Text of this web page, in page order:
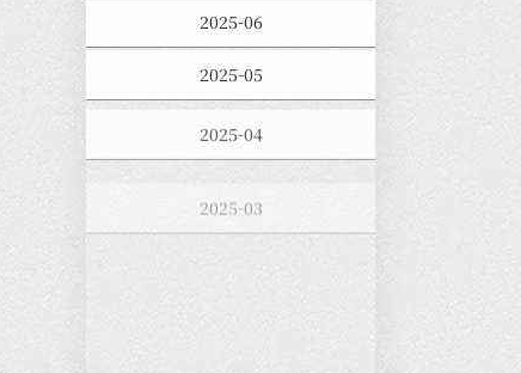
2025-06
2025-05
2025-02